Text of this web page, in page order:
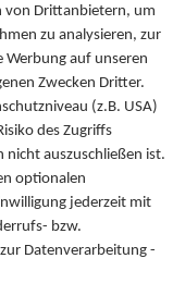
die Rendite
aus den
höher die in
Anleger